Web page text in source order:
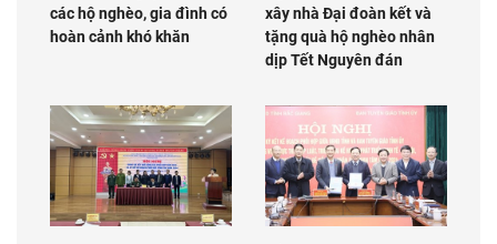
các hộ nghèo, gia đình có
hoàn cảnh khó khăn
xây nhà Đại đoàn kết và
tặng quà hộ nghèo nhân
dịp Tết Nguyên đán